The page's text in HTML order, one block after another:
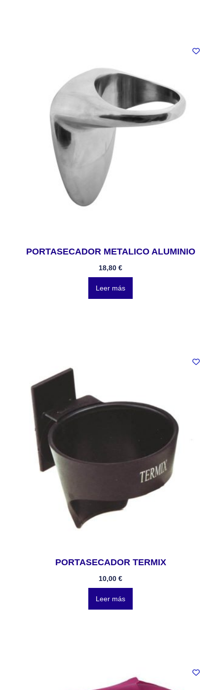
PORTASECADOR METALICO ALUMINIO
18,80 €
Leer más
PORTASECADOR TERMIX
10,00 €
Leer más